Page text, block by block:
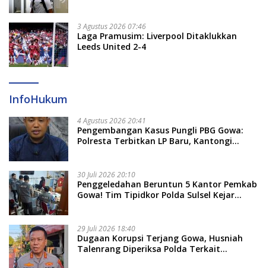
3 Agustus 2026 07:46
Laga Pramusim: Liverpool Ditaklukkan
Leeds United 2-4
InfoHukum
4 Agustus 2026 20:41
Pengembangan Kasus Pungli PBG Gowa:
Polresta Terbitkan LP Baru, Kantongi
30 Juli 2026 20:10
Penggeledahan Beruntun 5 Kantor Pemkab
Gowa! Tim Tipidkor Polda Sulsel Kejar
29 Juli 2026 18:40
Dugaan Korupsi Terjang Gowa, Husniah
Talenrang Diperiksa Polda Terkait